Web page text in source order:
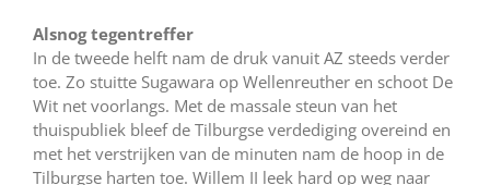
Alsnog tegentreffer
In de tweede helft nam de druk vanuit AZ steeds verder
toe. Zo stuitte Sugawara op Wellenreuther en schoot De
Wit net voorlangs. Met de massale steun van het
thuispubliek bleef de Tilburgse verdediging overeind en
met het verstrijken van de minuten nam de hoop in de
Tilburgse harten toe. Willem II leek hard op weg naar